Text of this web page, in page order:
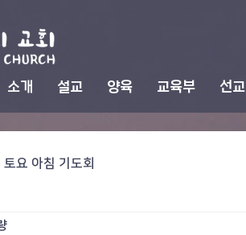
소개 설교 양육 교육부 선교
토요 아침 기도회